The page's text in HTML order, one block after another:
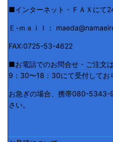
■インターネット・ＦＡＸにて
Ｅ-ｍａｉｌ：
FAX:0725-53-4622
■お電話でのお問合せ・ご注
9：30〜18：30にて受付してお
お急ぎの場合、携帯080-
さい。